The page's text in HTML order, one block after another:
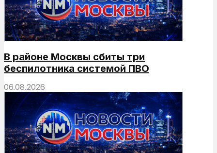
В районе Москвы сбиты три
беспилотника системой ПВО
06.08.2026